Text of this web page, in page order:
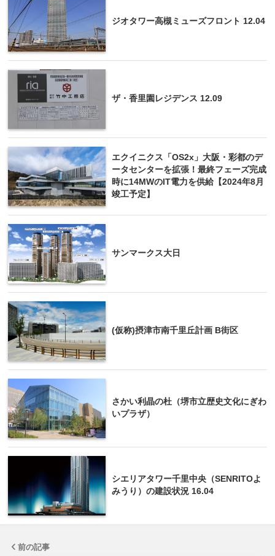
ジオタワー高槻ミューズフロント 12.04
ザ・香里園レジデンス 12.09
エクイニクス「OS2x」大阪・彩都のデ
ータセンターを拡張！最終フェーズ完成
時に14MWのIT電力を供給【2024年8月
竣工予定】
サンマークス大日
(仮称)摂津市南千里丘計画 B街区
さかい利晶の杜（堺市立歴史文化にぎわ
いプラザ）
シエリアタワー千里中央（SENRITOよ
みうり）の建設状況 16.04
前の記事